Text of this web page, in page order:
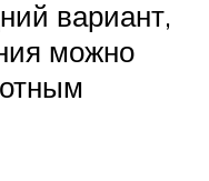
вариант,
можно